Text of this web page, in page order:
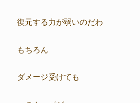
復元する力が弱いのだわ
もちろん
ダメージ受けても